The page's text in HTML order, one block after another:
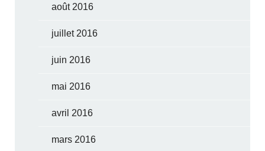
août 2016
juillet 2016
juin 2016
mai 2016
avril 2016
mars 2016